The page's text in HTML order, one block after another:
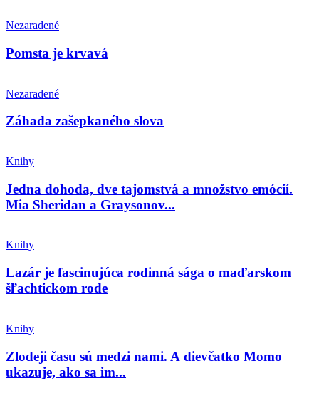
Nezaradené
Pomsta je krvavá
Nezaradené
Záhada zašepkaného slova
Knihy
Jedna dohoda, dve tajomstvá a množstvo emócií.
Mia Sheridan a Graysonov...
Knihy
Lazár je fascinujúca rodinná sága o maďarskom
šľachtickom rode
Knihy
Zlodeji času sú medzi nami. A dievčatko Momo
ukazuje, ako sa im...